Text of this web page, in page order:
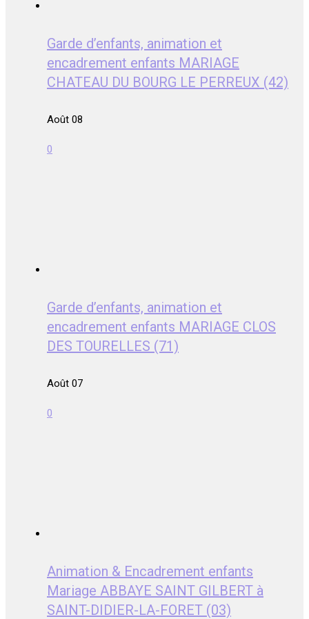
Garde d’enfants, animation et
encadrement enfants MARIAGE
CHATEAU DU BOURG LE PERREUX (42)
Août 08
0
Garde d’enfants, animation et
encadrement enfants MARIAGE CLOS
DES TOURELLES (71)
Août 07
0
Animation & Encadrement enfants
Mariage ABBAYE SAINT GILBERT à
SAINT-DIDIER-LA-FORET (03)